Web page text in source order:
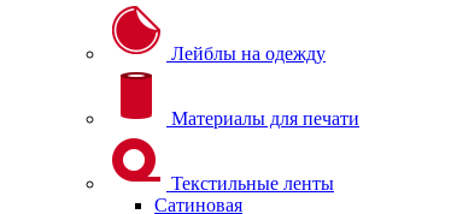
Лейблы на одежду
Материалы для печати
Текстильные ленты
Сатиновая